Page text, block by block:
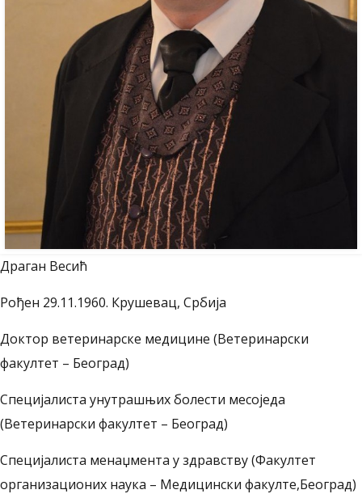
Драган Весић
Рођен 29.11.1960. Крушевац, Србија
Доктор ветеринарске медицине (Ветеринарски
факултет – Београд)
Специјалиста унутрашњих болести месоједа
(Ветеринарски факултет – Београд)
Специјалиста менаџмента у здравству (Факултет
организационих наука – Медицински факулте,Београд)